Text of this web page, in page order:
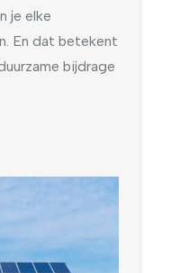
je elke
En dat betekent
bijdrage